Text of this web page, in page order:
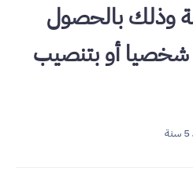
وذلك بالحصول
شخصيا أو بتنصيب